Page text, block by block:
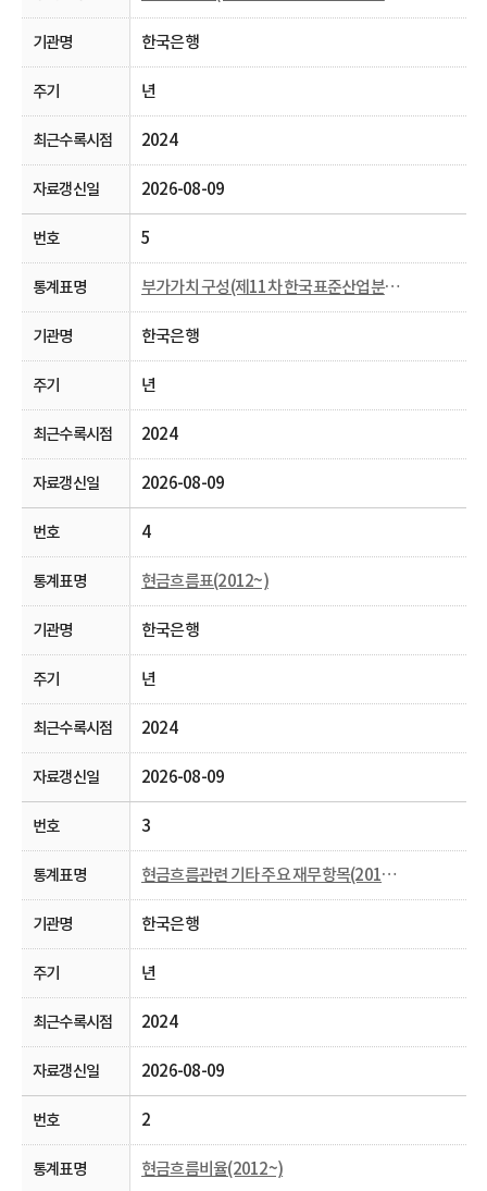
한국은행
년
2024
2026-08-09
5
부가가치 구성(제11차 한국표준산업분류， 2009~)
한국은행
년
2024
2026-08-09
4
현금흐름표(2012~)
한국은행
년
2024
2026-08-09
3
현금흐름관련 기타 주요 재무항목(2012~)
한국은행
년
2024
2026-08-09
2
현금흐름비율(2012~)